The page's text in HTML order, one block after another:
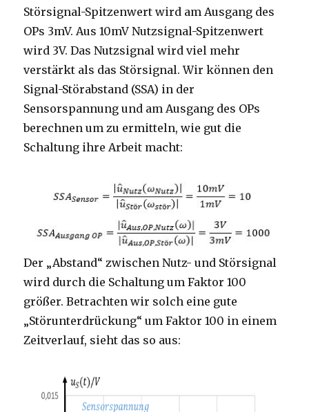
Störsignal-Spitzenwert wird am Ausgang des
OPs 3mV. Aus 10mV Nutzsignal-Spitzenwert
wird 3V. Das Nutzsignal wird viel mehr
verstärkt als das Störsignal. Wir können den
Signal-Störabstand (SSA) in der
Sensorspannung und am Ausgang des OPs
berechnen um zu ermitteln, wie gut die
Schaltung ihre Arbeit macht:
Der „Abstand“ zwischen Nutz- und Störsignal
wird durch die Schaltung um Faktor 100
größer. Betrachten wir solch eine gute
„Störunterdrückung“ um Faktor 100 in einem
Zeitverlauf, sieht das so aus: